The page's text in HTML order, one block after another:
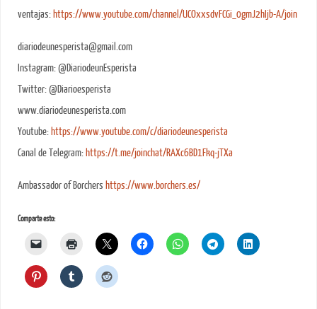
ventajas: https://www.youtube.com/channel/UCOxxsdvFCGi_0gmJ2hIjb-A/join
diariodeunesperista@gmail.com
Instagram: @DiariodeunEsperista
Twitter: @Diarioesperista
www.diariodeunesperista.com
Youtube: https://www.youtube.com/c/diariodeunesperista
Canal de Telegram: https://t.me/joinchat/RAXc6BD1Fkq-jTXa
Ambassador of Borchers https://www.borchers.es/
Comparte esto: